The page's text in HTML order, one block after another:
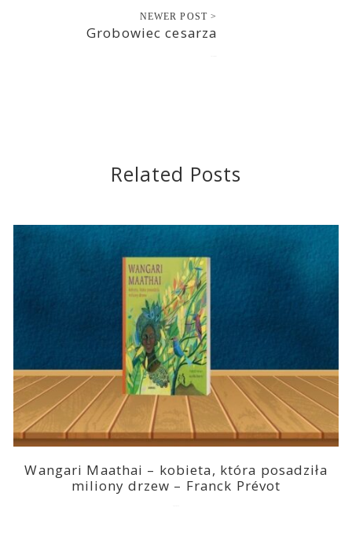
NEWER POST >
Grobowiec cesarza
Related Posts
Wangari Maathai – kobieta, która posadziła
miliony drzew – Franck Prévot